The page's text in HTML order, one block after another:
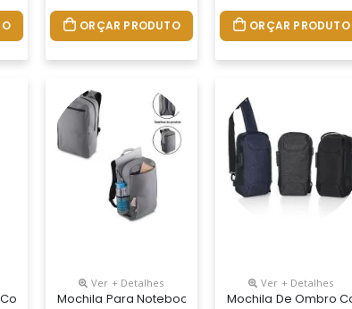
ORÇAR PRODUTO ORÇAR PRODUTO
Saída Para Fone
Ver + Detalhes
Mochila Para Notebook 15.6 Polegadas
Ver + Detalhes
Mochila De Ombro